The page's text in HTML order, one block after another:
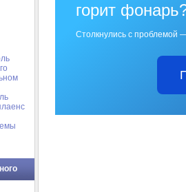
горит
Столкнулись с проблемой